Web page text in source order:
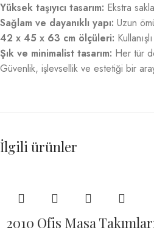
Yüksek taşıyıcı tasarım: Ekstra
Sağlam ve dayanıklı yapı: Uzun
42 x 45 x 63 cm ölçüleri:
Şık ve minimalist tasarım: Her tür
Güvenlik, işlevsellik ve estetiği bir
İlgili ürünler
2010 Ofis Masa